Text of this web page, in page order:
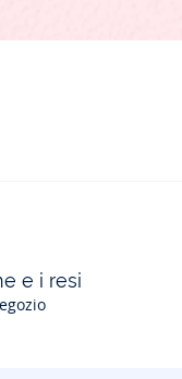
e i resi